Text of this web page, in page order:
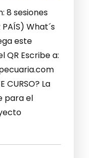
8 sesiones
PAÍS) What´s
este
QR Escribe a:
CURSO? La
para el